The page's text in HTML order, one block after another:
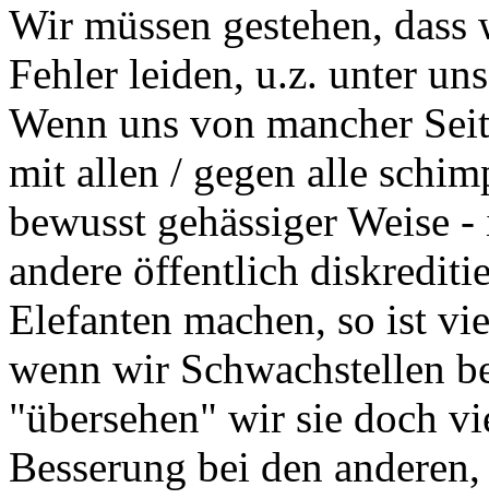
Wir müssen gestehen,
Fehler leiden, u.z. unter
Wenn uns von mancher
mit allen / gegen alle
bewusst gehässiger Weise
andere öffentlich
Elefanten machen, so ist
wenn wir Schwachstellen
"übersehen" wir sie doch
Besserung bei den